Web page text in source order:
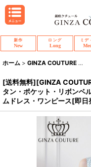
新作
New
ロング
Long
ミデ
ホーム > GINZA COUTURE >
[送料無料][GINZA
タン・ポケット・リボンベ
ムドレス・ワンピース[即